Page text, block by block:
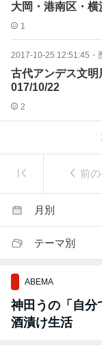
大岡・港南区・横
1
2017-10-25 12:51:45 ・
古代アンデス文
017/10/22
2
前
月別
テーマ別
ABEMA
神田うの「自分
酒漬け生活